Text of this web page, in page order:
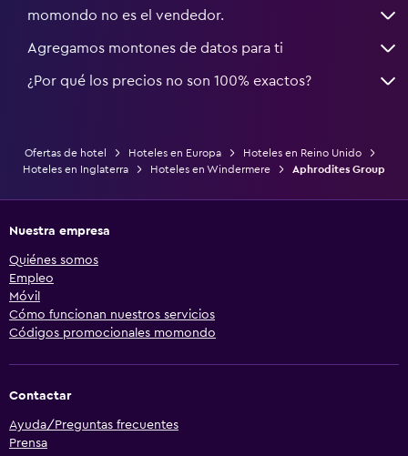
momondo no es el vendedor.
Agregamos montones de datos para ti
¿Por qué los precios no son 100% exactos?
Ofertas de hotel Hoteles en Europa
Hoteles en Reino Unido
Hoteles en Inglaterra
Hoteles en Windermere Aphrodites Group
Nuestra empresa
Quiénes somos
Empleo
Móvil
Cómo funcionan nuestros servicios
Códigos promocionales momondo
Contactar
Ayuda/Preguntas frecuentes
Prensa